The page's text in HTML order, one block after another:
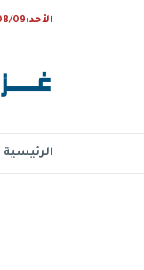
الأحد:2026/08/09
الرئيسية